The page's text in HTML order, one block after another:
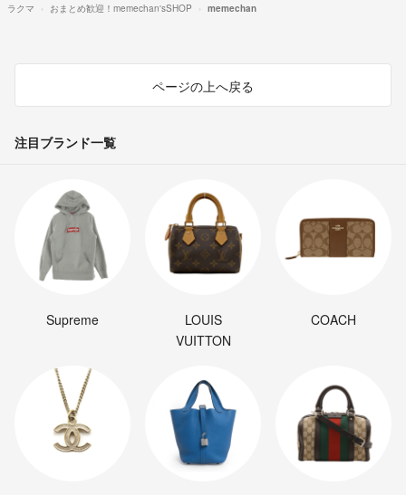
ラクマ おまとめ歓迎！memechan'sSHOP memechan
ページの上へ戻る
注目ブランド一覧
Supreme
LOUIS
VUITTON
COACH